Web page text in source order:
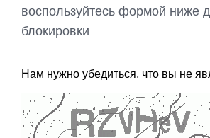
воспользуйтесь формой ниже
блокировки
Нам нужно убедиться, что вы не